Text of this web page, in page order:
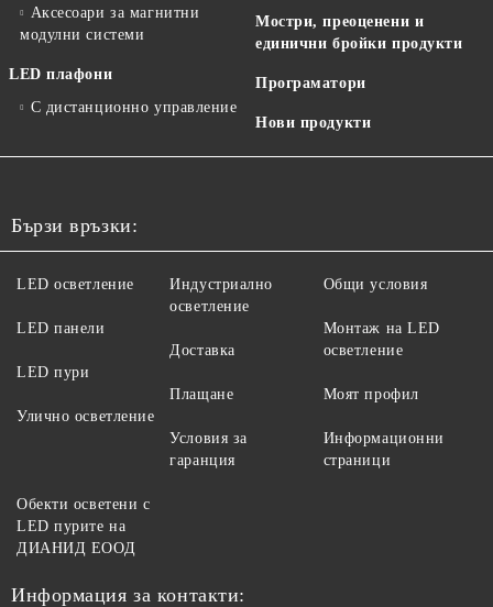
Аксесоари за магнитни
модулни системи
LED плафони
С дистанционно управление
Мостри, преоценени и
единични бройки продукти
Програматори
Нови продукти
Бързи връзки:
LED осветление
LED панели
LED пури
Улично осветление
Индустриално
осветление
Доставка
Плащане
Условия за
гаранция
Общи условия
Монтаж на LED
осветление
Моят профил
Информационни
страници
Обекти осветени с
LED пурите на
ДИАНИД ЕООД
Информация за контакти: